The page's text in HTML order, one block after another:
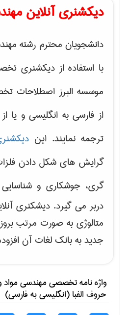
دیکشنری آنلاین
دانشجویان محترم رشته
با استفاده از دیکشنری
موسسه البرز اصطلاحات
از فارسی به انگلیسی و یا
ترجمه نمایند. این
گرایش های شکل دادن
گری، جوشکاری و
دربر می گیرد. دیشکنری
متالوژی به صورت مرتب
جدید به بانک لغات آن
واژه نامه تخصصیمهندسی مواد
حروف الفبا (انگلیسی به فارسی)